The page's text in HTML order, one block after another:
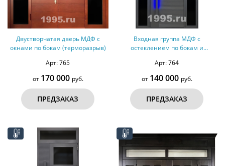
Двустворчатая дверь МДФ с
окнами по бокам (терморазрыв)
Арт: 765
от 170 000 руб.
ПРЕДЗАКАЗ
Входная группа МДФ с
остеклением по бокам и
Арт: 764
от 140 000 руб.
ПРЕДЗАКАЗ